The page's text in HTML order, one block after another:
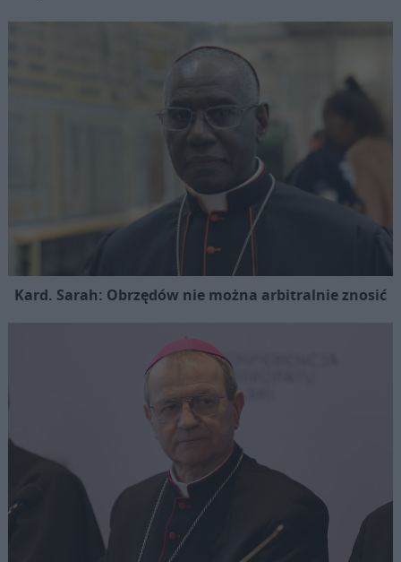
Kard. Sarah: Obrzędów nie można arbitralnie znosić